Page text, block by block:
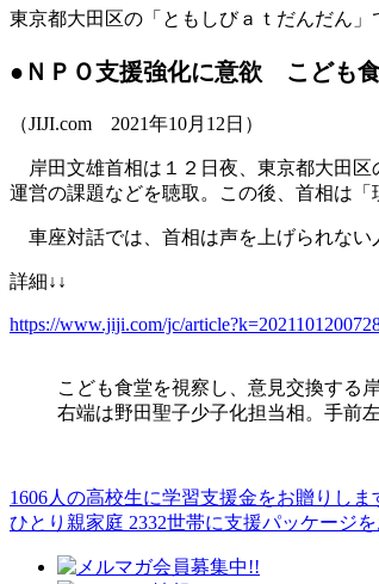
東京都大田区の「ともしびａｔだんだん
● ＮＰＯ支援強化に意欲 こども
（JIJI.com 2021年10月12日）
岸田文雄首相は１２日夜、東京都大田区
運営の課題などを聴取。この後、首相は
車座対話では、首相は声を上げられない
詳細↓↓
https://www.jiji.com/jc/
こども食堂を視察し、意見交換する
右端は野田聖子少子化担当相。手前
投
稿
1606人の高校生に学習支援金をお贈りしま
ひとり親家庭 2332世帯に支援パッケージ